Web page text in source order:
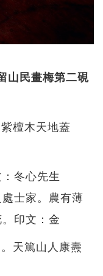
山民畫梅第二硯
檀木天地蓋
冬心先生
士家。農有薄
印文：金
天篤山人康燾